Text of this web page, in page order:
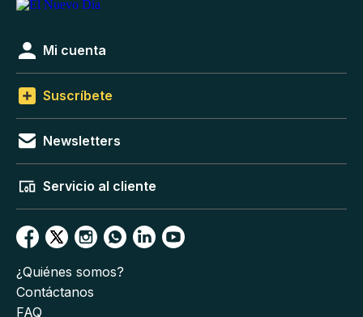
Mi cuenta
Suscríbete
Newsletters
Servicio al cliente
¿Quiénes somos?
Contáctanos
FAQ